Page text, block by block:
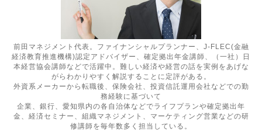
前田マネジメント代表。ファイナンシャルプランナー、J-FLEC(金融
経済教育推進機構)認定アドバイザー、確定拠出年金講師、（一社）日
本経営協会講師などで活躍中。難しい経済や経営の話を実例をあげな
がらわかりやすく解説することに定評がある。
外資系メーカーから転職後、保険会社、投資信託運用会社などでの勤
務経験に基づいて
企業、銀行、愛知県内の各自治体などでライフプランや確定拠出年
金、経済セミナー、組織マネジメント、マーケティング営業などの研
修講師を毎年数多く担当している。